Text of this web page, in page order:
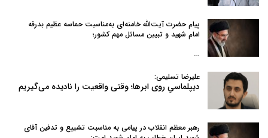
پیام حضرت آیت‌الله خامنه‌ای به‌مناسبت حماسه عظیم بدرقه
امام شهید و تبیین مسائل مهم کشور؛
…
علیرضا تسلیمی:
دیپلماسیِ روی ابرها؛ وقتی واقعیت را نادیده می‌گیریم
رهبر معظم انقلاب در پیامی به‌ مناسبت تشییع و تدفین آقای